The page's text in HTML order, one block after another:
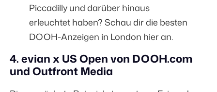
Piccadilly und darüber hinaus
erleuchtet haben? Schau dir die besten
DOOH-Anzeigen in London hier an.
4. evian x US Open von DOOH.com
und Outfront Media